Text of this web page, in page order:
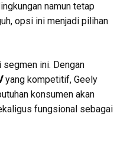
namun tetap
opsi ini menjadi pilihan
ini. Dengan
yang kompetitif, Geely
konsumen akan
fungsional sebagai